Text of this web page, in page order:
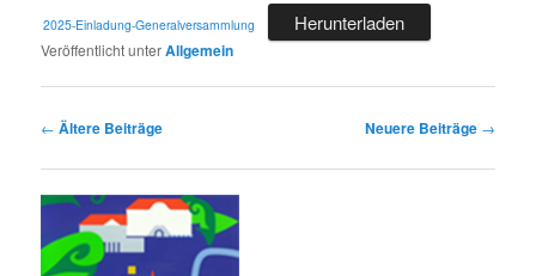
2025-Einladung-Generalversammlung Herunterladen
Veröffentlicht unterAllgemein
Beitragsnavigation
← Ältere Beiträge Neuere Beiträge →